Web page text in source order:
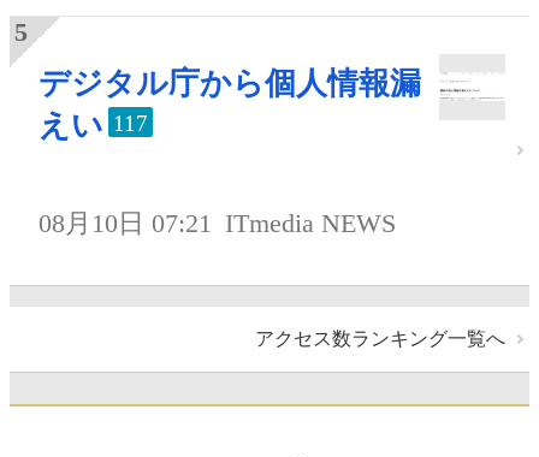
デジタル庁から個人情報漏
えい 117
08月10日 07:21 ITmedia NEWS
アクセス数ランキング一覧へ